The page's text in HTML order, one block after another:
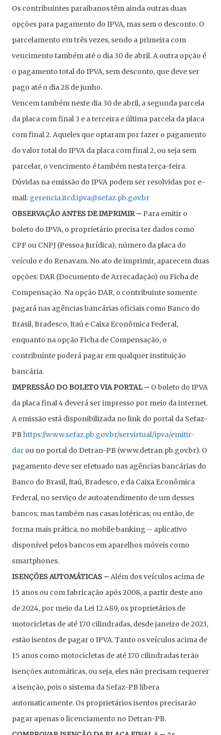
Os contribuintes paraibanos têm ainda outras duas
opções para pagamento do IPVA, mas sem o desconto. O
parcelamento em três vezes, sendo a primeira com
vencimento também até o dia 30 de abril. A outra opção é
o pagamento total do IPVA, sem desconto, que deve ser
pago até o dia 28 de junho.
Vencem também neste dia 30 de abril, a segunda parcela
da placa com final 3 e a terceira e última parcela da placa
com final 2. Aqueles que optaram por fazer o pagamento
do valor total do IPVA da placa com final 2, ou seja sem
parcelar, o vencimento é também nesta terça-feira.
Dúvidas na emissão do IPVA podem ser resolvidas por e-
mail: gerencia.itcd.ipva@sefaz.pb.gov.br
OBSERVAÇÃO ANTES DE IMPRIMIR –Para emitir o
boleto do IPVA, o proprietário precisa ter dados como
CPF ou CNPJ (Pessoa Jurídica); número da placa do
veículo e do Renavam. No ato de imprimir, aparecem duas
opções: DAR (Documento de Arrecadação) ou Ficha de
Compensação. Na opção DAR, o contribuinte somente
pagará nas agências bancárias oficiais como Banco do
Brasil, Bradesco, Itaú e Caixa Econômica Federal,
enquanto na opção Ficha de Compensação, o
contribuinte poderá pagar em qualquer instituição
bancária.
IMPRESSÃO DO BOLETO VIA PORTAL – O boleto do IPVA
da placa final 4 deverá ser impresso por meio da internet.
A emissão está disponibilizada no link do portal da Sefaz-
PB https://www.sefaz.pb.gov.br/servirtual/ipva/emitir-
dar ou no portal do Detran-PB (www.detran.pb.gov.br). O
pagamento deve ser efetuado nas agências bancárias do
Banco do Brasil, Itaú, Bradesco, e da Caixa Econômica
Federal, no serviço de autoatendimento de um desses
bancos; mas também nas casas lotéricas; ou então, de
forma mais prática, no mobile banking – aplicativo
disponível pelos bancos em aparelhos móveis como
smartphones.
ISENÇÕES AUTOMÁTICAS –Além dos veículos acima de
15 anos ou com fabricação após 2008, a partir deste ano
de 2024, por meio da Lei 12.489, os proprietários de
motocicletas de até 170 cilindradas, desde janeiro de 2023,
estão isentos de pagar o IPVA. Tanto os veículos acima de
15 anos como motocicletas de até 170 cilindradas terão
isenções automáticas, ou seja, eles não precisam requerer
a isenção, pois o sistema da Sefaz-PB libera
automaticamente. Os proprietários isentos precisarão
pagar apenas o licenciamento no Detran-PB.